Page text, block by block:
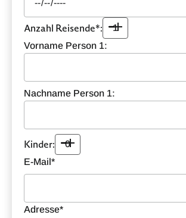
Anzahl Reisende*:
1
Vorname Person 1:
Nachname Person 1:
Kinder:
0
E-Mail*
Adresse*